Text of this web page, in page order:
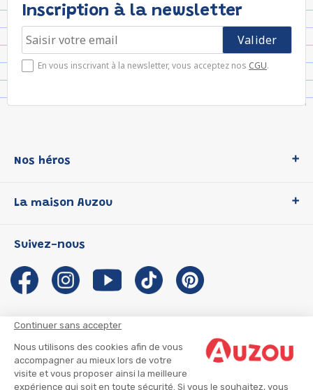
Continuer sans accepter
Nous utilisons des cookies afin de vous
accompagner au mieux lors de votre
visite et vous proposer ainsi la meilleure
expérience qui soit en toute sécurité. Si vous le souhaitez, vous
Inscription à la newsletter
En vous inscrivant à la newsletter, vous acceptez nos CGU.
Nos héros
P'tit Loup
Les Influenceuses
Migali
Petite Taupe
La maison Auzou
Notre histoire
Auzou s'engage
Auteurs et illustrateurs Auzou
Suivre mon colis
Infos consommateur
Suivez-nous
CGU
CGV